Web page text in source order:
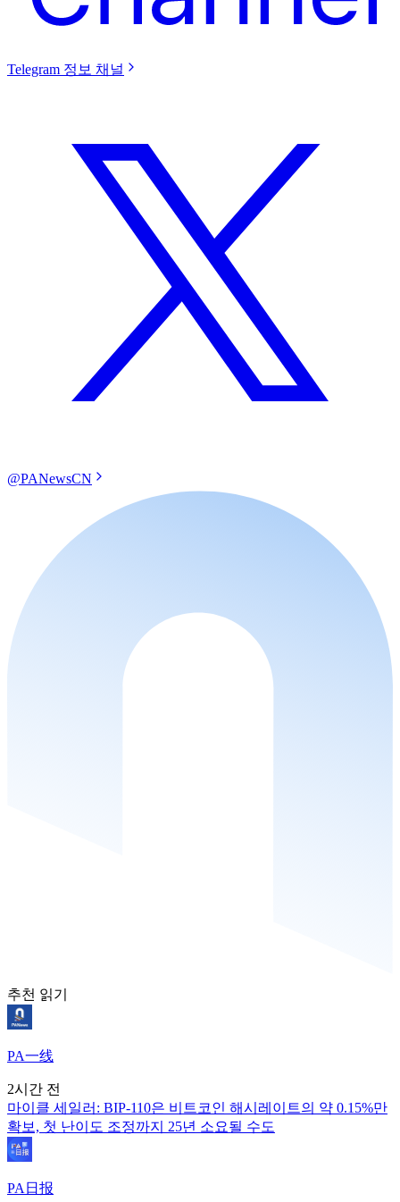
Telegram 정보 채널
@PANewsCN
추천 읽기
PA一线
2시간 전
마이클 세일러: BIP-110은 비트코인 해시레이트의 약 0.15%만
확보, 첫 난이도 조정까지 25년 소요될 수도
PA日报